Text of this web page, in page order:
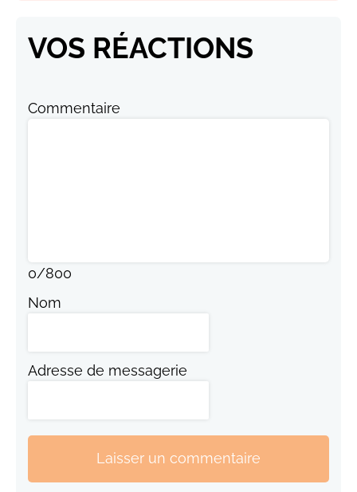
VOS RÉACTIONS
Commentaire
0/800
Nom
Adresse de messagerie
Laisser un commentaire